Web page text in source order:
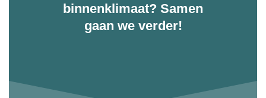
binnenklimaat? Samen
gaan we verder!